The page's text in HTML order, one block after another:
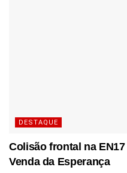
DESTAQUE
Colisão frontal na
Venda da Esperança